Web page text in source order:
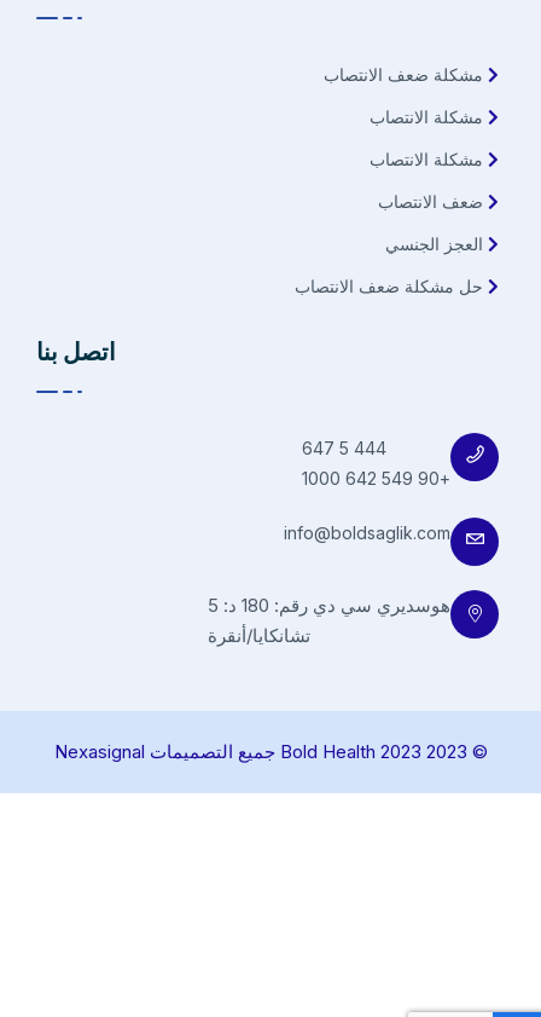
مشكلة ضعف الانتصاب
مشكلة الانتصاب
مشكلة الانتصاب
ضعف الانتصاب
العجز الجنسي
حل مشكلة ضعف الانتصاب
اتصل بنا
+90 549 642 1000
info@boldsaglik.com
هوسديري سي دي رقم: 180 د: 5
تشانكايا/أنقرة